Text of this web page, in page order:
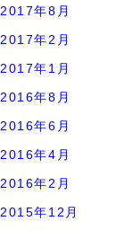
2017年8月
2017年2月
2017年1月
2016年8月
2016年6月
2016年4月
2016年2月
2015年12月